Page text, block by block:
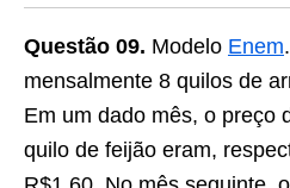
Questão 09. Modelo Enem
mensalmente 8 quilos de
Em um dado mês, o preço
quilo de feijão eram,